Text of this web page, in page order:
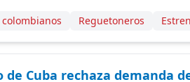
Reguetoneros
de Cuba rechaza demanda